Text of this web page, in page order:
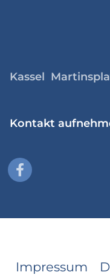
Kassel
Kontakt
Impressum